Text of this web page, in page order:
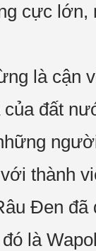
cực
là cận
đất
thành
Đen
là